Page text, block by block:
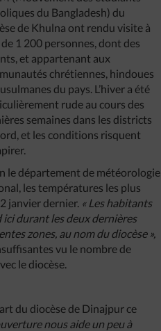
du Bangladesh) du
de Khulna ont rendu visite à
1 200 personnes, dont des
et appartenant aux
chrétiennes, hindoues
du pays. L’hiver a été
rude au cours des
semaines dans les districts
et les conditions risquent
le département de météorologie
les températures les plus
janvier dernier. « Les habitants
durant les deux dernières
zones, au nom du diocèse »,
vu le nombre de
le diocèse.
du diocèse de Dinajpur ce
nous aide un peu à